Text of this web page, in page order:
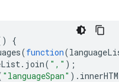
{
(function(
. join( "," );
"languageSpan" ).